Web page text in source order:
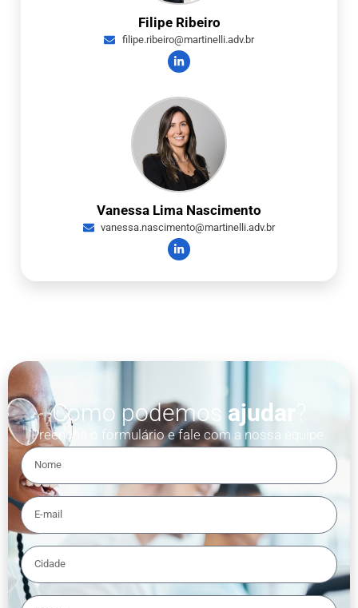
Filipe Ribeiro
filipe.ribeiro@martinelli.adv.br
Vanessa Lima Nascimento
vanessa.nascimento@martinelli.adv.br
Como podemos ajudar
Preencha o formulário e fale com a nossa equipe.